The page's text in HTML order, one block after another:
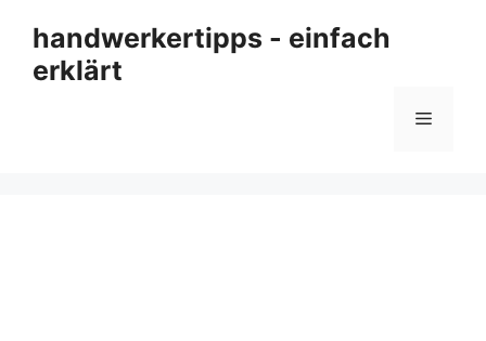
Inhalt
springen
handwerkertipps - einfach
erklärt
Menü